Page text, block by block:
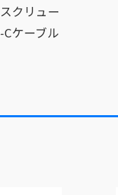
クリュー
Cケーブル